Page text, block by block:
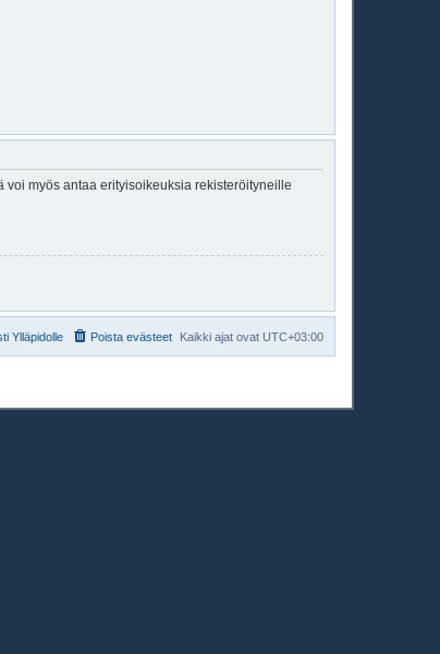
myös antaa erityisoikeuksia rekisteröityneille
Kaikki ajat ovat UTC+03:00
Poista evästeet
Ylläpidolle